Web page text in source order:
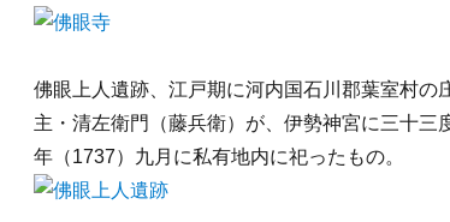
佛眼上人遺跡、江戸期に河内国石川郡葉室村の
主・清左衛門（藤兵衛）が、伊勢神宮に三十三
年（1737）九月に私有地内に祀ったもの。